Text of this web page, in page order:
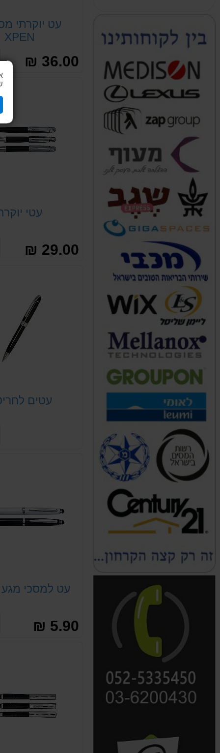
עט יוקרתי
XPEN
36.00 ₪
עטי
29.00 ₪
עטים
עט למסכי מגע
5.90 ₪